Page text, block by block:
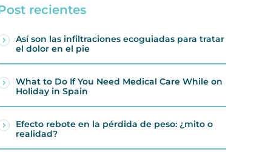
recientes
Así son las infiltraciones ecoguiadas para tratar
el dolor en el pie
What to Do If You Need Medical Care While on
Holiday in Spain
Efecto rebote en la pérdida de peso: ¿mito o
realidad?